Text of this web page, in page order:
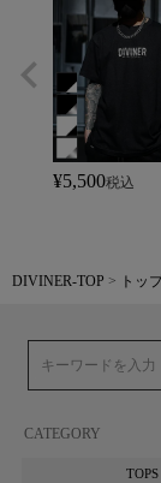
¥5,500税込
DIVINER-TOP トッ
CATEGORY
TOPS